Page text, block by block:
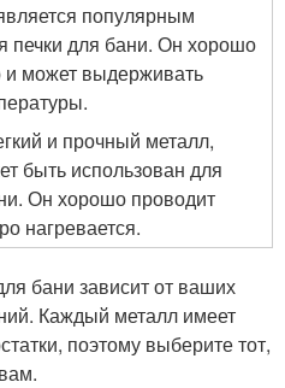
популярным
печки для бани. Он хорошо
и может выдерживать
и прочный металл,
быть использован для
Он хорошо проводит
нагревается.
бани зависит от ваших
Каждый металл имеет
поэтому выберите тот,